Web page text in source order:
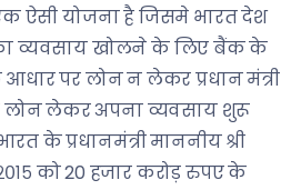
एक ऐसी योजना है जिसमे भारत देश
व्यवसाय खोलने के लिए बैंक के
आधार पर लोन न लेकर प्रधान मंत्री
लोन लेकर अपना व्यवसाय शुरू
के प्रधानमंत्री माननीय श्री
को 20 हजार करोड़ रुपए के